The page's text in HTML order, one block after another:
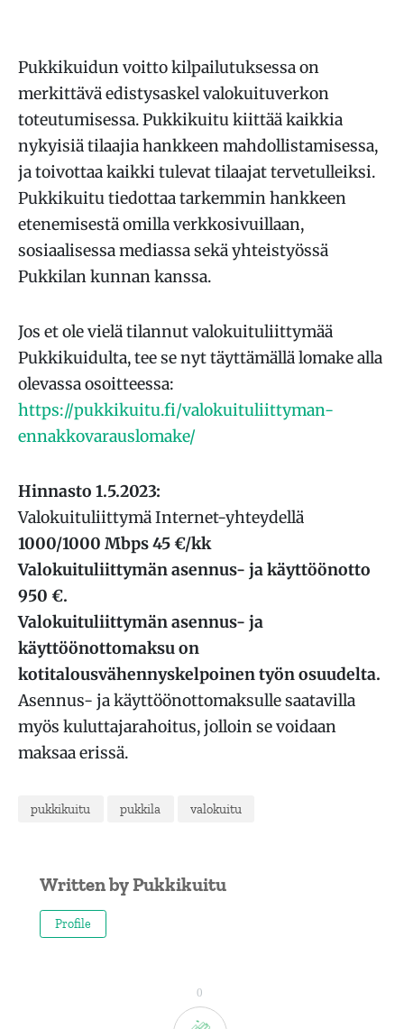
Pukkikuidun voitto kilpailutuksessa on
merkittävä edistysaskel valokuituverkon
toteutumisessa. Pukkikuitu kiittää kaikkia
nykyisiä tilaajia hankkeen mahdollistamisessa,
ja toivottaa kaikki tulevat tilaajat tervetulleiksi.
Pukkikuitu tiedottaa tarkemmin hankkeen
etenemisestä omilla verkkosivuillaan,
sosiaalisessa mediassa sekä yhteistyössä
Pukkilan kunnan kanssa.
Jos et ole vielä tilannut valokuituliittymää
Pukkikuidulta, tee se nyt täyttämällä lomake alla
olevassa osoitteessa:
https://pukkikuitu.fi/valokuituliittyman-
ennakkovarauslomake/
Hinnasto 1.5.2023:
Valokuituliittymä Internet-yhteydellä
1000/1000 Mbps 45 €/kk
Valokuituliittymän asennus- ja käyttöönotto
950 €.
Valokuituliittymän asennus- ja
käyttöönottomaksu on
kotitalousvähennyskelpoinen työn osuudelta.
Asennus- ja käyttöönottomaksulle saatavilla
myös kuluttajarahoitus, jolloin se voidaan
maksaa erissä.
pukkikuitu pukkila valokuitu
Written byPukkikuitu
Profile
0